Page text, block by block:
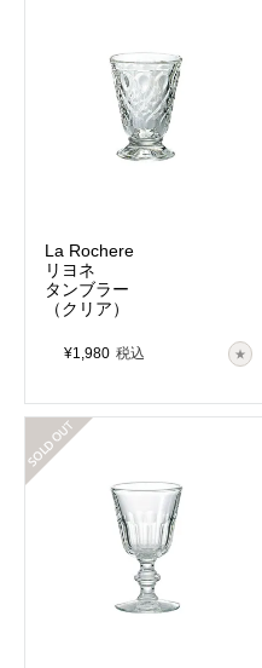
La Rochere
リヨネ
タンブラー
（クリア）
¥1,980 税込
在庫切れ